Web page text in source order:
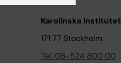
Karolinska Institutet
171 77 Stockholm
Tel: 08-524 800 00